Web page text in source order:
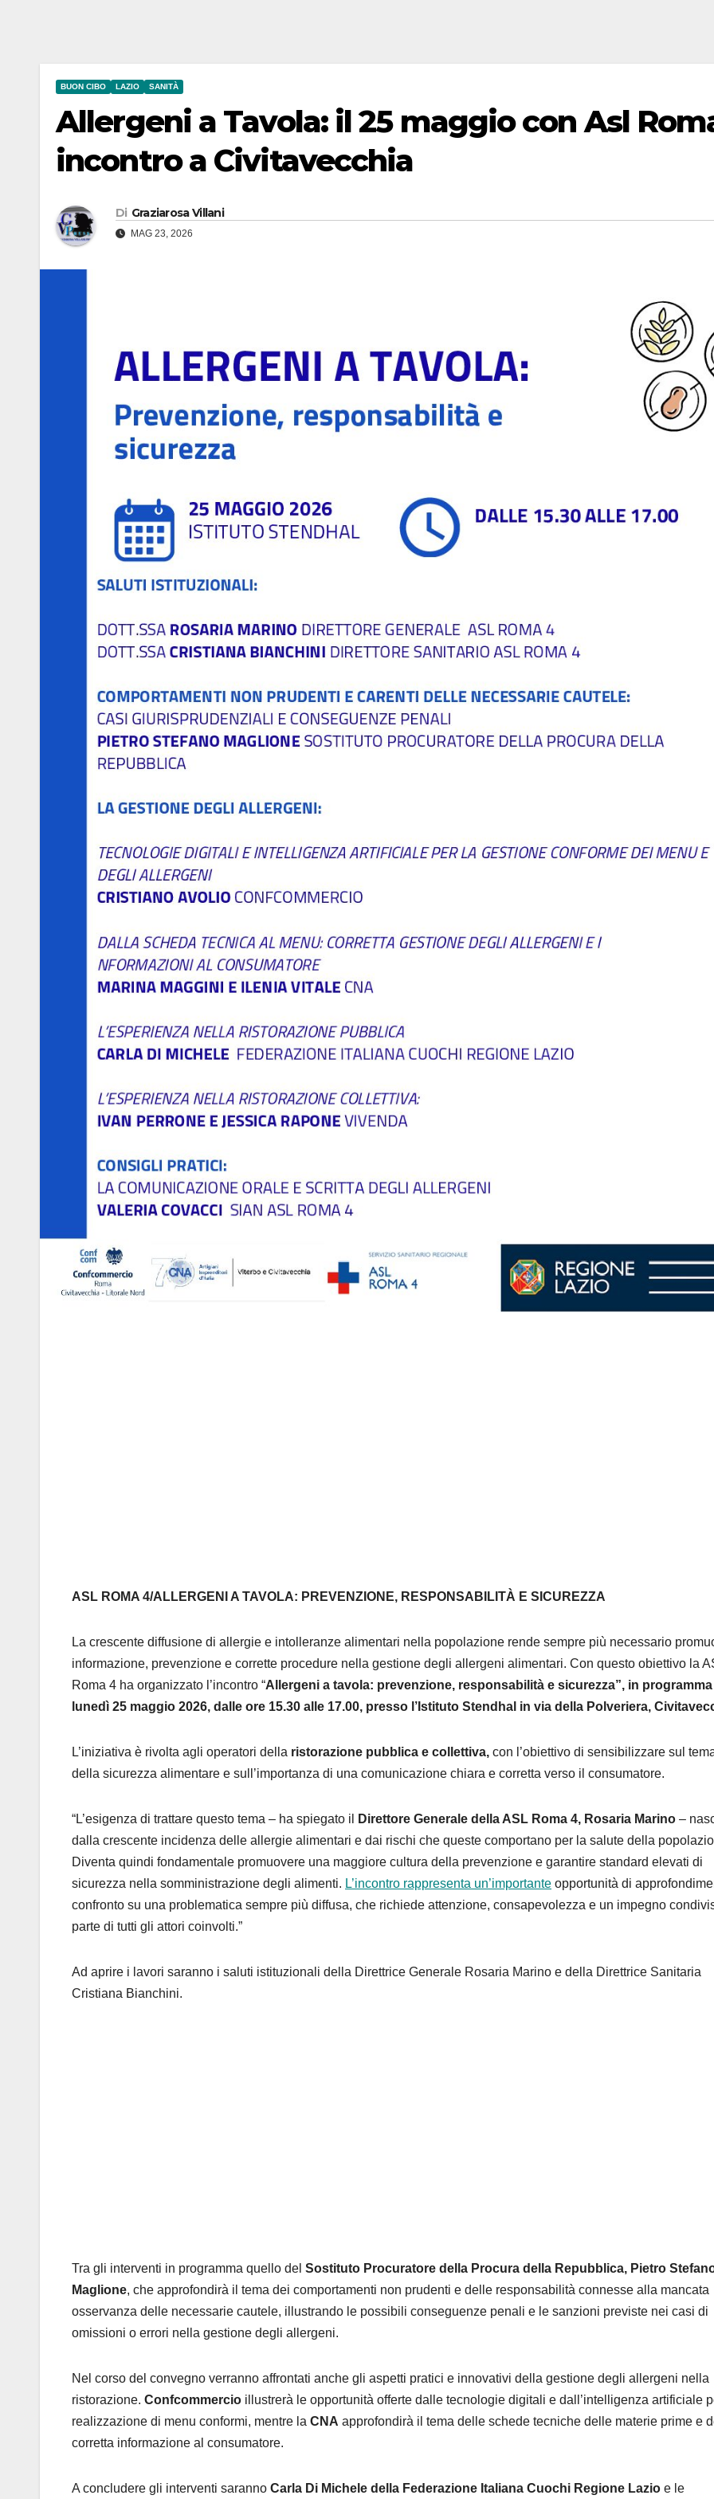
BUON CIBO LAZIO SANITÀ
Allergeni a Tavola: il 25 maggio con Asl
incontro a Civitavecchia
Di Graziarosa Villani
MAG 23, 2026
ASL ROMA 4/ALLERGENI A TAVOLA: PREVENZIONE, RESPONSABILITÀ E SICUREZZA
La crescente diffusione di allergie e intolleranze alimentari nella popolazione rende sempre più necessario
informazione, prevenzione e corrette procedure nella gestione degli allergeni alimentari. Con questo obiettivo la
Roma 4 ha organizzato l’incontro “Allergeni a tavola: prevenzione, responsabilità e sicurezza”, in programma
lunedì 25 maggio 2026, dalle ore 15.30 alle 17.00, presso l’Istituto Stendhal in via della Polveriera,
L’iniziativa è rivolta agli operatori della ristorazione pubblica e collettiva, con l’obiettivo di sensibilizzare sul
della sicurezza alimentare e sull’importanza di una comunicazione chiara e corretta verso il consumatore.
“L’esigenza di trattare questo tema – ha spiegato il Direttore Generale della ASL Roma 4, Rosaria Marino –
dalla crescente incidenza delle allergie alimentari e dai rischi che queste comportano per la salute della
Diventa quindi fondamentale promuovere una maggiore cultura della prevenzione e garantire standard elevati di
sicurezza nella somministrazione degli alimenti. L’incontro rappresenta un’importante opportunità di
confronto su una problematica sempre più diffusa, che richiede attenzione, consapevolezza e un impegno
parte di tutti gli attori coinvolti.”
Ad aprire i lavori saranno i saluti istituzionali della Direttrice Generale Rosaria Marino e della Direttrice Sanitaria
Cristiana Bianchini.
Tra gli interventi in programma quello del Sostituto Procuratore della Procura della Repubblica, Pietro
Maglione, che approfondirà il tema dei comportamenti non prudenti e delle responsabilità connesse alla mancata
osservanza delle necessarie cautele, illustrando le possibili conseguenze penali e le sanzioni previste nei casi di
omissioni o errori nella gestione degli allergeni.
Nel corso del convegno verranno affrontati anche gli aspetti pratici e innovativi della gestione degli allergeni nella
ristorazione. Confcommercio illustrerà le opportunità offerte dalle tecnologie digitali e dall’intelligenza artificiale
realizzazione di menu conformi, mentre la CNA approfondirà il tema delle schede tecniche delle materie prime e
corretta informazione al consumatore.
A concludere gli interventi saranno Carla Di Michele della Federazione Italiana Cuochi Regione Lazio e le